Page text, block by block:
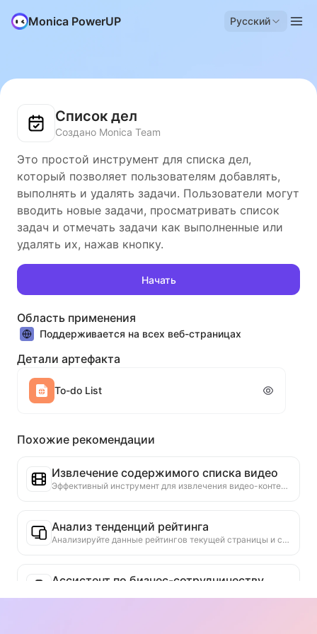
Monica PowerUP Русский
Список дел
Создано Monica Team
Это простой инструмент для списка дел,
который позволяет пользователям добавлять,
выполнять и удалять задачи. Пользователи могут
вводить новые задачи, просматривать список
задач и отмечать задачи как выполненные или
удалять их, нажав кнопку.
Начать
Область применения
Поддерживается на всех веб-страницах
Детали артефакта
To-do List
Похожие рекомендации
Извлечение содержимого списка видео
Эффективный инструмент для извлечения видео-контента с веб-страниц, который может быстро сканировать страницы и организовывать информацию о видео в структурированную таблицу Markdown.
Анализ тенденций рейтинга
Анализируйте данные рейтингов текущей страницы и создавайте отчет о тенденциях. Определяйте популярные категории, быстро растущие типы продуктов и новые технологии. Предоставляйте мгновенные рыночные инсайты, чтобы помочь вам понять последние тенденции продуктов и рыночные движения.
Ассистент по бизнес-сотрудничеству